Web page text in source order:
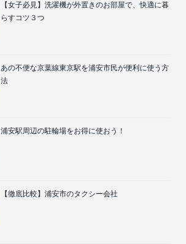
【女子必見】洗濯機が外置きのお部屋で、快適に暮
らすコツ３つ
あの不便な京葉線東京駅を浦安市民が便利に使う方
法
浦安駅周辺の駐輪場をお得に使おう！
【徹底比較】浦安市のタクシー会社